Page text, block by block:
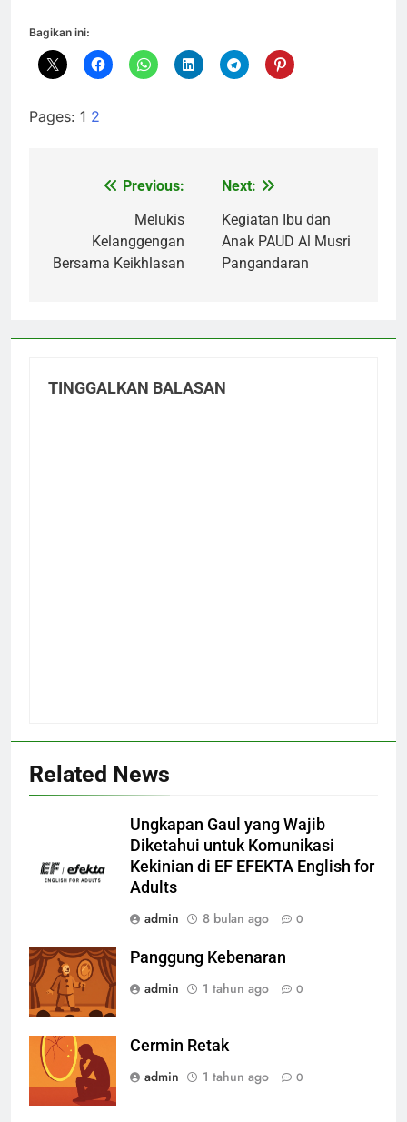
Bagikan ini:
Pages: 1 2
NavigasiPrevious:
Melukis
Kelanggengan
Bersama Keikhlasan
Next:
Kegiatan Ibu dan
Anak PAUD Al Musri
Pangandaran
TINGGALKAN BALASAN
Related News
Ungkapan Gaul yang Wajib
Diketahui untuk Komunikasi
Kekinian di EF EFEKTA English for
Adults
admin
8 bulan ago 0
Panggung Kebenaran
admin
1 tahun ago 0
Cermin Retak
admin
1 tahun ago 0